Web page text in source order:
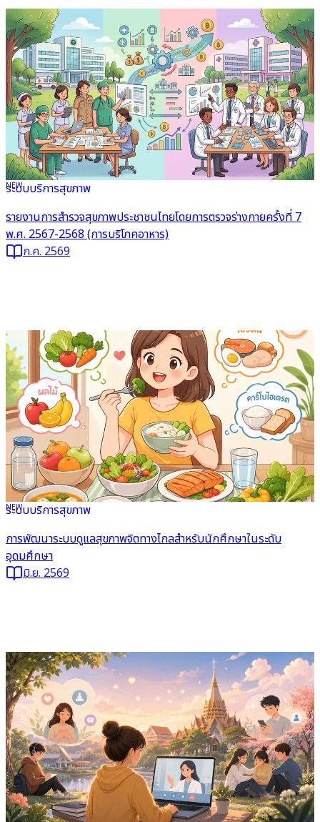
อ่านต่อ
NEW
ระบบบริการสุขภาพ
รายงานการสำรวจสุขภาพประชาชนไทยโดยการตรวจร่างกายครั้งที่ 7
พ.ศ. 2567-2568 (การบริโภคอาหาร)
ก.ค. 2569
อ่านต่อ
NEW
ระบบบริการสุขภาพ
การพัฒนาระบบดูแลสุขภาพจิตทางไกลสำหรับนักศึกษาในระดับ
อุดมศึกษา
มิ.ย. 2569